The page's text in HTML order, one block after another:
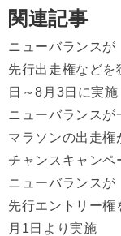
関連記事
ニューバランス
先行出走権など
日～8月3日に実施
ニューバランス
マラソンの出走
チャンスキャンペ
ニューバランス
先行エントリー
月1日より実施